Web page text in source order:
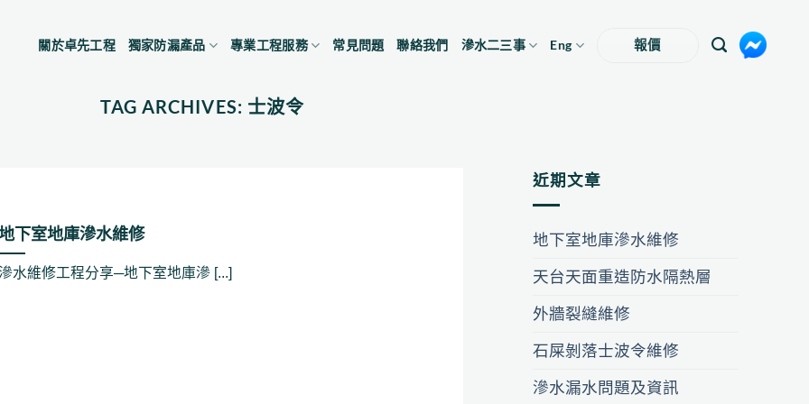
關於卓先工程 獨家防漏產品 專業工程服務 常見問題 聯絡我們 滲水二三事 Eng 報價
TAG ARCHIVES: 士波令
下室地庫滲水維修
水維修工程分享─地下室地庫滲 [...]
近期文章
地下室地庫滲水維修
天台天面重造防水隔熱層
外牆裂縫維修
石屎剝落士波令維修
滲水漏水問題及資訊